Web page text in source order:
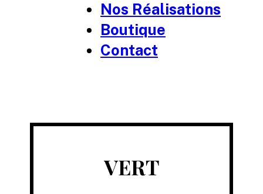
Nos Réalisations
Boutique
Contact
VERT